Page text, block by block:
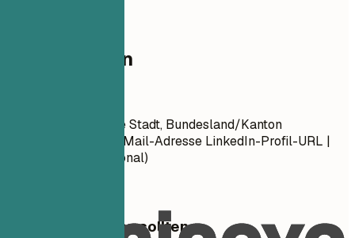
Kontaktdaten
Vorname Nachname Stadt, Bundesland/Kanton
Telefonnummer | E-Mail-Adresse LinkedIn-Profil-URL |
Portfolio-URL (Optional)
Worauf Sie achten sollten